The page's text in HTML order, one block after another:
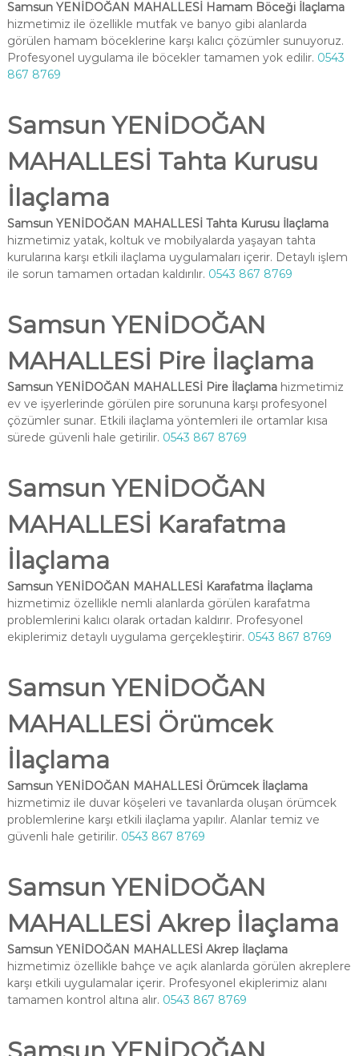
Samsun YENİDOĞAN MAHALLESİ Hamam Böceği İlaçlama
hizmetimiz ile özellikle mutfak ve banyo gibi alanlarda
görülen hamam böceklerine karşı kalıcı çözümler sunuyoruz.
Profesyonel uygulama ile böcekler tamamen yok edilir. 0543
867 8769
Samsun YENİDOĞAN
MAHALLESİ Tahta Kurusu
İlaçlama
Samsun YENİDOĞAN MAHALLESİ Tahta Kurusu İlaçlama
hizmetimiz yatak, koltuk ve mobilyalarda yaşayan tahta
kurularına karşı etkili ilaçlama uygulamaları içerir. Detaylı işlem
ile sorun tamamen ortadan kaldırılır. 0543 867 8769
Samsun YENİDOĞAN
MAHALLESİ Pire İlaçlama
Samsun YENİDOĞAN MAHALLESİ Pire İlaçlamahizmetimiz
ev ve işyerlerinde görülen pire sorununa karşı profesyonel
çözümler sunar. Etkili ilaçlama yöntemleri ile ortamlar kısa
sürede güvenli hale getirilir. 0543 867 8769
Samsun YENİDOĞAN
MAHALLESİ Karafatma
İlaçlama
Samsun YENİDOĞAN MAHALLESİ Karafatma İlaçlama
hizmetimiz özellikle nemli alanlarda görülen karafatma
problemlerini kalıcı olarak ortadan kaldırır. Profesyonel
ekiplerimiz detaylı uygulama gerçekleştirir. 0543 867 8769
Samsun YENİDOĞAN
MAHALLESİ Örümcek
İlaçlama
Samsun YENİDOĞAN MAHALLESİ Örümcek İlaçlama
hizmetimiz ile duvar köşeleri ve tavanlarda oluşan örümcek
problemlerine karşı etkili ilaçlama yapılır. Alanlar temiz ve
güvenli hale getirilir. 0543 867 8769
Samsun YENİDOĞAN
MAHALLESİ Akrep İlaçlama
Samsun YENİDOĞAN MAHALLESİ Akrep İlaçlama
hizmetimiz özellikle bahçe ve açık alanlarda görülen akreplere
karşı etkili uygulamalar içerir. Profesyonel ekiplerimiz alanı
tamamen kontrol altına alır. 0543 867 8769